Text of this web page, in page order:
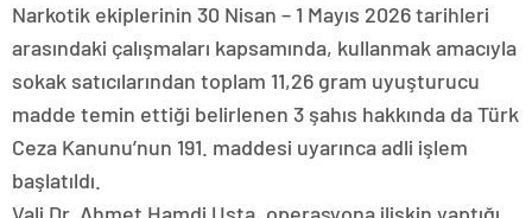
Narkotik ekiplerinin 30 Nisan – 1 Mayıs 2026 tarihleri
arasındaki çalışmaları kapsamında, kullanmak amacıyla
sokak satıcılarından toplam 11,26 gram uyuşturucu
madde temin ettiği belirlenen 3 şahıs hakkında da Türk
Ceza Kanunu’nun 191. maddesi uyarınca adli işlem
başlatıldı.